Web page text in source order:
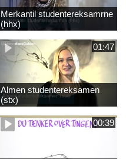
Merkantil studentereksamrne
(hhx)
01:47
Almen studentereksamen
(stx)
00:39